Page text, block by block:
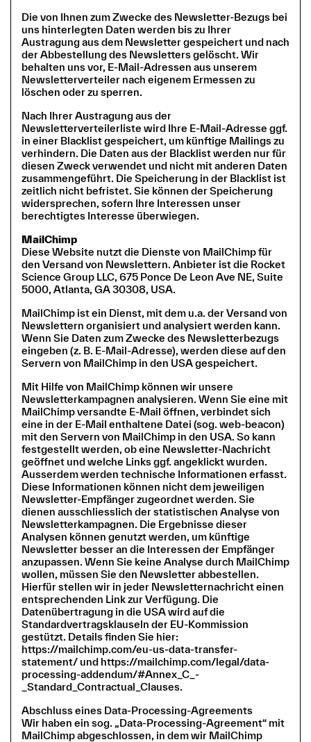
Die von Ihnen zum Zwecke des Newsletter-Bezugs bei
uns hinterlegten Daten werden bis zu Ihrer
Austragung aus dem Newsletter gespeichert und nach
der Abbestellung des Newsletters gelöscht. Wir
behalten uns vor, E-Mail-Adressen aus unserem
Newsletterverteiler nach eigenem Ermessen zu
löschen oder zu sperren.
Nach Ihrer Austragung aus der
Newsletterverteilerliste wird Ihre E-Mail-Adresse ggf.
in einer Blacklist gespeichert, um künftige Mailings zu
verhindern. Die Daten aus der Blacklist werden nur für
diesen Zweck verwendet und nicht mit anderen Daten
zusammengeführt. Die Speicherung in der Blacklist ist
zeitlich nicht befristet. Sie können der Speicherung
widersprechen, sofern Ihre Interessen unser
berechtigtes Interesse überwiegen.
MailChimp
Diese Website nutzt die Dienste von MailChimp für
den Versand von Newslettern. Anbieter ist die Rocket
Science Group LLC, 675 Ponce De Leon Ave NE, Suite
5000, Atlanta, GA 30308, USA.
MailChimp ist ein Dienst, mit dem u.a. der Versand von
Newslettern organisiert und analysiert werden kann.
Wenn Sie Daten zum Zwecke des Newsletterbezugs
eingeben (z. B. E-Mail-Adresse), werden diese auf den
Servern von MailChimp in den USA gespeichert.
Mit Hilfe von MailChimp können wir unsere
Newsletterkampagnen analysieren. Wenn Sie eine mit
MailChimp versandte E-Mail öffnen, verbindet sich
eine in der E-Mail enthaltene Datei (sog. web-beacon)
mit den Servern von MailChimp in den USA. So kann
festgestellt werden, ob eine Newsletter-Nachricht
geöffnet und welche Links ggf. angeklickt wurden.
Ausserdem werden technische Informationen erfasst.
Diese Informationen können nicht dem jeweiligen
Newsletter-Empfänger zugeordnet werden. Sie
dienen ausschliesslich der statistischen Analyse von
Newsletterkampagnen. Die Ergebnisse dieser
Analysen können genutzt werden, um künftige
Newsletter besser an die Interessen der Empfänger
anzupassen. Wenn Sie keine Analyse durch MailChimp
wollen, müssen Sie den Newsletter abbestellen.
Hierfür stellen wir in jeder Newsletternachricht einen
entsprechenden Link zur Verfügung. Die
Datenübertragung in die USA wird auf die
Standardvertragsklauseln der EU-Kommission
gestützt. Details finden Sie hier:
https://mailchimp.com/eu-us-data-transfer-
statement/ und https://mailchimp.com/legal/data-
processing-addendum/#Annex_C_-
_Standard_Contractual_Clauses.
Abschluss eines Data-Processing-Agreements
Wir haben ein sog. „Data-Processing-Agreement“ mit
MailChimp abgeschlossen, in dem wir MailChimp